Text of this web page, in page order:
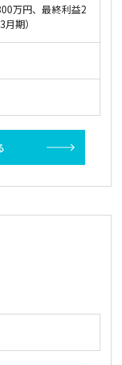
万円、最終利益2
期）